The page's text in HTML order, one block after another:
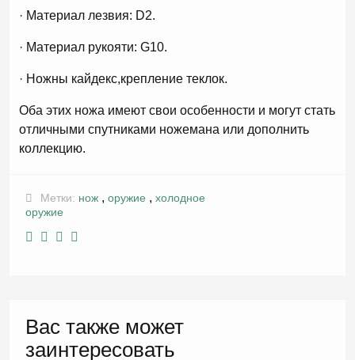
· Материал лезвия: D2.
· Материал рукояти: G10.
· Ножны кайдекс,крепление теклок.
Оба этих ножа имеют свои особенности и могут стать
отличными спутниками ножемана или дополнить
коллекцию.
Метки: нож , оружие , холодное
оружие
Вас также может
заинтересовать